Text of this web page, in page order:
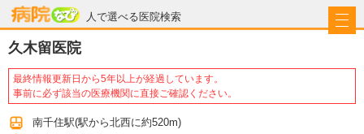
人で選べる医院検索
病院なび
久木留医院
最終情報更新日から5年以上が経過しています。
事前に必ず該当の医療機関に直接ご確認ください。
南千住駅(駅から北西に約520m)